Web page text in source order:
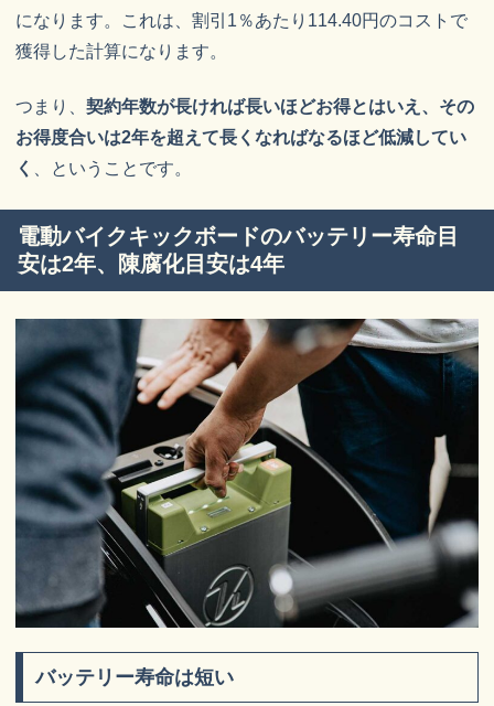
になります。これは、割引1％あたり114.40円のコストで
獲得した計算になります。
つまり、 契約年数が長ければ長いほどお得とはいえ、その
お得度合いは2年を超えて長くなればなるほど低減してい
く
、ということです。
電動バイクキックボードのバッテリー寿命目
安は2年、陳腐化目安は4年
バッテリー寿命は短い